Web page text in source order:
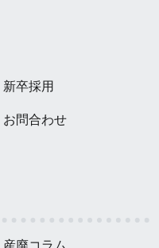
新卒採用
お問合わせ